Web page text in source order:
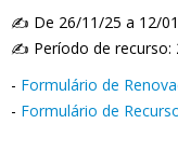
✍️ De 26/11/25 a 12/
✍️ Período de recurso:
- Formulário de
- Formulário de